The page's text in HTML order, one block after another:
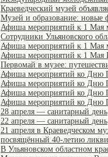
Краеведческий музей
Музей и образование: новые
Афиша мероприятий к 1 Мая
Сотрудники Ульяновского
Афиша мероприятий к 1 Мая
Афиша мероприятий к 1 Мая
Первомай в музее:
Афиша мероприятий ко Дню
Афиша мероприятий ко Дню
Афиша мероприятий ко Дню
Афиша мероприятий ко Дню
28 апреля — санитарный день
22 апреля — санитарный день
21 апреля в Краеведческом
посвящённый 40-летию
В Ульяновском областном